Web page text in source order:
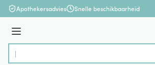
Ga naar de inhoud
Apothekersadvies Snelle beschikbaarheid
Menu
Product, merk, categorie...